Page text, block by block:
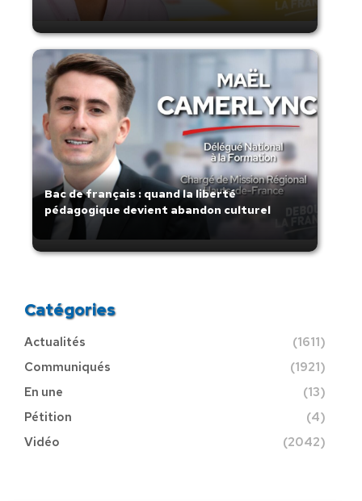
Bac de français : quand la liberté
pédagogique devient abandon culturel
Catégories
Actualités
(1611)
Communiqués
(1921)
En une
(13)
Pétition
(4)
Vidéo
(2042)